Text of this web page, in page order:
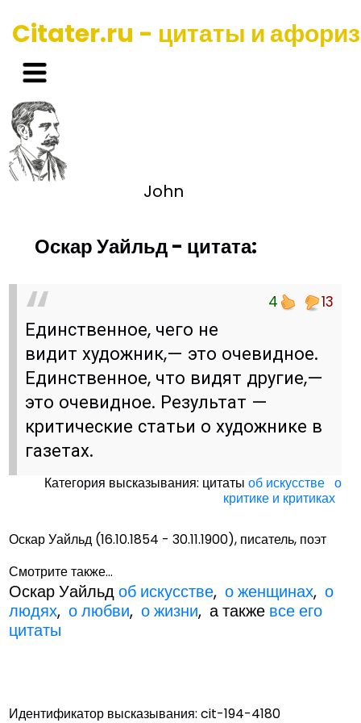
Citater.ru - цитаты и
John
Оскар Уайльд - цитата:
4 13
Единственное, чего не
видит художник,— это очевидное.
Единственное, что видят другие,—
это очевидное. Результат —
критические статьи о художнике в
газетах.
Категория высказывания: цитатыоб искусстве о
критике и критиках
Оскар Уайльд (16.10.1854 - 30.11.1900), писатель, поэт
Смотрите также...
Оскар Уайльдоб искусстве,о женщинах,о
людях,о любви,о жизни, а также все его
цитаты
Идентификатор высказывания: cit-194-4180